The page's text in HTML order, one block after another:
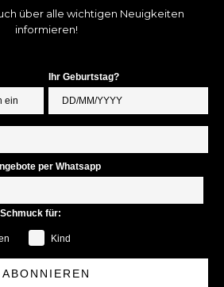
über alle wichtigen Neuigkeiten
informieren!
Ihr Geburtstag?
per Whatsapp
für:
Kind
ABONNIEREN